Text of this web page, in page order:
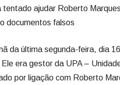
tentado ajudar Roberto
documentos falsos
da última segunda-feira, dia
Ele era gestor da UPA –
por ligação com Roberto